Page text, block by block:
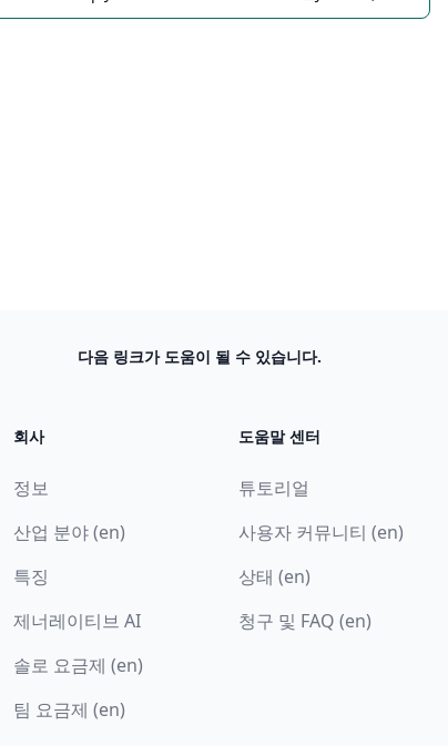
다음 링크가 도움이 될 수 있습니다.
회사
정보
산업 분야 (en)
특징
제너레이티브 AI
솔로 요금제 (en)
팀 요금제 (en)
도움말 센터
튜토리얼
사용자 커뮤니티 (en)
상태 (en)
청구 및 FAQ (en)